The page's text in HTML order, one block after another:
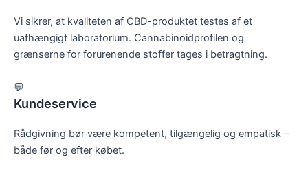
Vi sikrer, at kvaliteten af CBD-produktet testes af et
uafhængigt laboratorium. Cannabinoidprofilen og
grænserne for forurenende stoffer tages i betragtning.
💬
Kundeservice
Rådgivning bør være kompetent, tilgængelig og empatisk –
både før og efter købet.